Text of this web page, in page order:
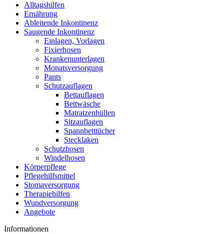
Alltagshilfen
Ernährung
Ableitende Inkontinenz
Saugende Inkontinenz
Einlagen, Vorlagen
Fixierhosen
Krankenunterlagen
Monatsversorgung
Pants
Schutzauflagen
Bettauflagen
Bettwäsche
Matratzenhüllen
Sitzauflagen
Spannbetttücher
Stecklaken
Schutzhosen
Windelhosen
Körperpflege
Pflegehilfsmittel
Stomaversorgung
Therapiehilfen
Wundversorgung
Angebote
Informationen